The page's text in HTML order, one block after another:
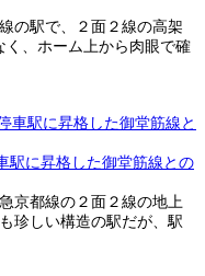
の駅で、２面２線の高架
く、ホーム上から肉眼で確
駅に昇格した御堂筋線との
京都線の２面２線の地上
珍しい構造の駅だが、駅